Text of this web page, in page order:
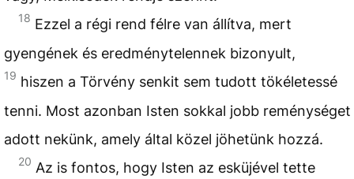
18 Ezzel a régi rend félre van állítva, mert
gyengének és eredménytelennek bizonyult,
19 hiszen a Törvény senkit sem tudott tökéletessé
tenni. Most azonban Isten sokkal jobb reménységet
adott nekünk, amely által közel jöhetünk hozzá.
20 Az is fontos, hogy Isten az esküjével tette